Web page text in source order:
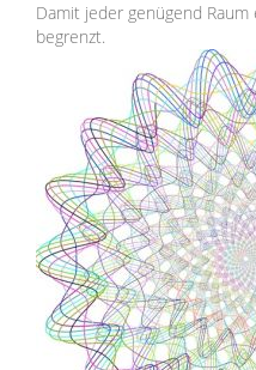
Damit jeder genügend
begrenzt.